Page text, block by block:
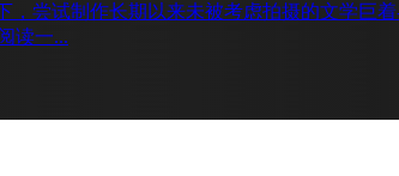
尝试制作长期以来未被考虑拍摄的文学巨
读一...